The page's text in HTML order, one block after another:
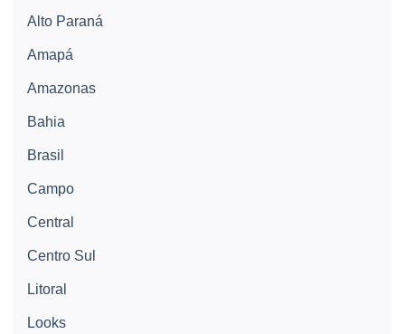
Alto Paraná
Amapá
Amazonas
Bahia
Brasil
Campo
Central
Centro Sul
Litoral
Looks